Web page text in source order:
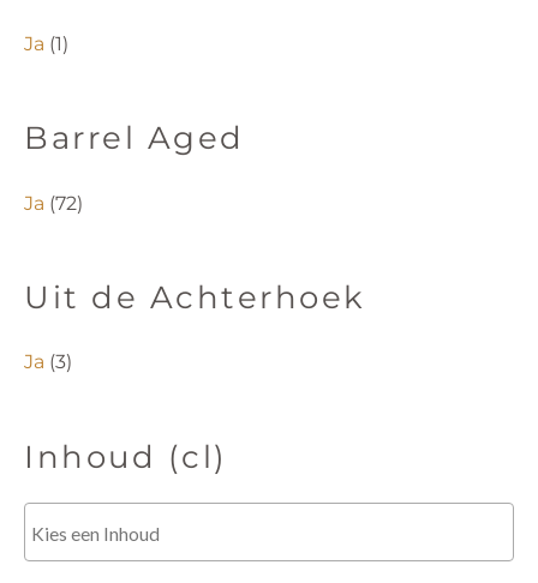
Ja (1)
Barrel Aged
Ja (72)
Uit de Achterhoek
Ja (3)
Inhoud (cl)